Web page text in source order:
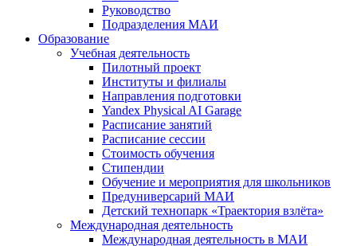
Руководство
Подразделения МАИ
Образование
Учебная деятельность
Пилотный проект
Институты и филиалы
Направления подготовки
Yandex Physical AI Garage
Расписание занятий
Расписание сессии
Стоимость обучения
Стипендии
Обучение и мероприятия для школьников
Предуниверсарий МАИ
Детский технопарк «Траектория взлёта»
Международная деятельность
Международная деятельность в МАИ